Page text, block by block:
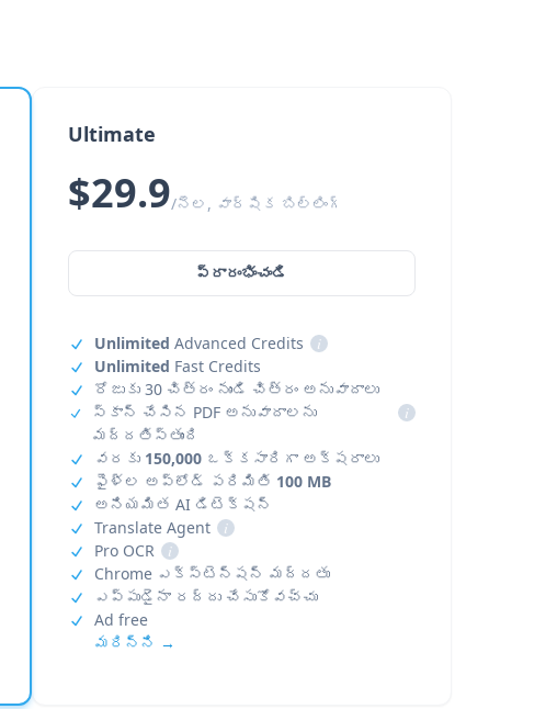
Ultimate
$29.9/నెల, వార్షిక బిల్లింగ్
ప్రారంభించండి
Unlimited Advanced Credits
i
Unlimited Fast Credits
రోజుకు 30 చిత్రం నుండి చిత్రం అనువాదాలు
స్కాన్ చేసిన PDF అనువాదాలను
మద్దతిస్తుంది
i
వరకు 150,000ఒక్కసారిగా అక్షరాలు
ఫైళ్ల అప్‌లోడ్ పరిమితి 100 MB
అనియమిత AI డిటెక్షన్
Translate Agent
i
Pro OCR
i
Chrome ఎక్స్‌టెన్షన్ మద్దతు
ఎప్పుడైనా రద్దు చేసుకోవచ్చు
Ad free
మరిన్ని →